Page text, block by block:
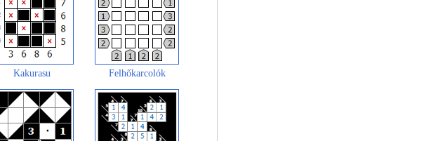
Kakurasu Felhőkarcolók